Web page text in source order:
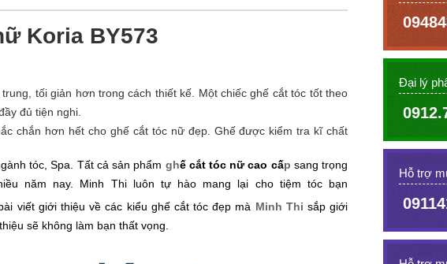
Koria BY573
tối giản hơn trong cách thiết kế. Một chiếc ghế cắt tóc tốt theo
đủ tiện nghi.
chắn hơn hết cho ghế cắt tóc nữ đẹp. Ghế được kiểm tra kĩ chất
tóc, Spa. Tất cả sản phẩm ghếcắt tóc nữcao cấp sang trọng
ều năm nay. Minh Thi luôn tựhào mang lại cho tiệm tóc bạn
viết giới thiệu về các kiểu ghế cắt tóc đẹp mà Minh Thi sắp giới
sẽ không làm bạn thất vọng.
Đại lý
Hỗ trợ